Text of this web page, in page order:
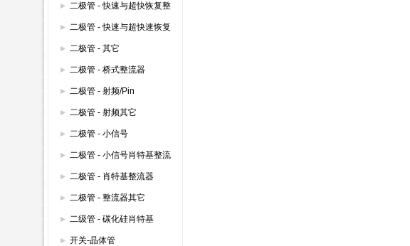
二极管 - 快速与超快恢复整
流器 (600V以上)
二极管 - 快速与超快速恢复
整流器 600V以下
二极管 - 其它
二极管 - 桥式整流器
二极管 - 射频/Pin
二极管 - 射频其它
二极管 - 小信号
二极管 - 小信号肖特基整流
器
二极管 - 肖特基整流器
二极管 - 整流器其它
二级管 - 碳化硅肖特基
开关-晶体管